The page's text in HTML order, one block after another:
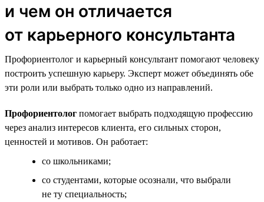
и чем он отличается
от карьерного консультанта
Профориентолог и карьерный консультант помогают человеку
построить успешную карьеру. Эксперт может объединять обе
эти роли или выбрать только одно из направлений.
Профориентолог помогает выбрать подходящую профессию
через анализ интересов клиента, его сильных сторон,
ценностей и мотивов. Он работает:
со школьниками;
со студентами, которые осознали, что выбрали
не ту специальность;